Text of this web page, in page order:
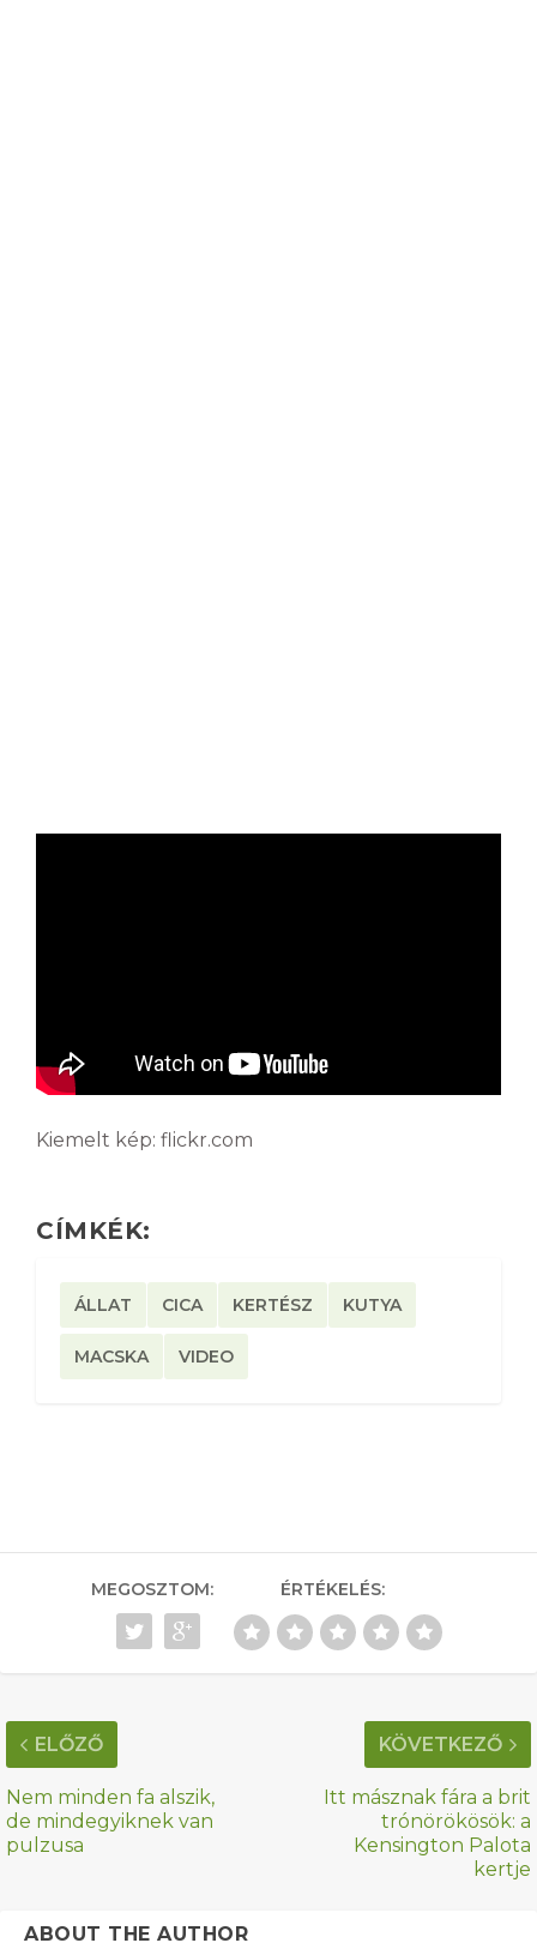
Kiemelt kép: flickr.com
CÍMKÉK:
ÁLLAT CICA KERTÉSZ KUTYA
MACSKA VIDEO
MEGOSZTOM: ÉRTÉKELÉS:
ELŐZŐ
Nem minden fa alszik,
de mindegyiknek van
pulzusa
KÖVETKEZŐ
Itt másznak fára a brit
trónörökösök: a
Kensington Palota
kertje
ABOUT THE AUTHOR